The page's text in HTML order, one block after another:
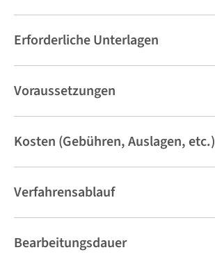
Erforderliche Unterlagen
Voraussetzungen
Kosten (Gebühren, Auslagen, etc.)
Verfahrensablauf
Bearbeitungsdauer